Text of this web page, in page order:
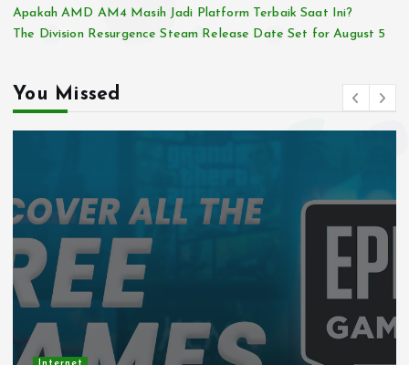
Apakah AMD AM4 Masih Jadi Platform Terbaik Saat Ini?
The Division Resurgence Steam Release Date Set for August 5
You Missed
Internet